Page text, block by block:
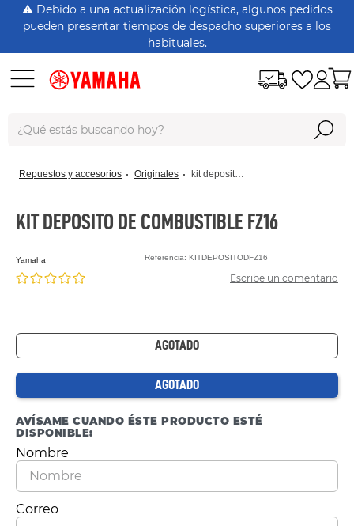
⚠️ Debido a una actualización logística, algunos pedidos
pueden presentar tiempos de despacho superiores a los
habituales.
dt125
rx115
xtz150
repuestos y accesorios originales kit deposito de combustible fz16
KIT DEPOSITO DE COMBUSTIBLE FZ16
yamaha Referencia:KITDEPOSITODFZ16
Escribe un comentario
AGOTADO
AGOTADO
AVÍSAME CUANDO ÉSTE PRODUCTO ESTÉ
DISPONIBLE: